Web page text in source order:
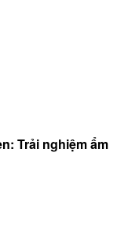
Trải nghiệm ẩm